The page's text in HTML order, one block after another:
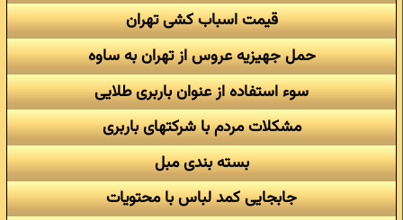
قیمت اسباب کشی تهران
حمل جهیزیه عروس از تهران به ساوه
سوء استفاده از عنوان باربری طلایی
مشکلات مردم با شرکتهای باربری
بسته بندی مبل
جابجایی کمد لباس با محتویات